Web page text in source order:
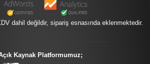
dahil değildir, sipariş esnasında eklenmektedir.
Kaynak Platformumuz;